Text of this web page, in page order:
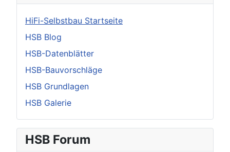
HiFi-Selbstbau Startseite
HSB Blog
HSB-Datenblätter
HSB-Bauvorschläge
HSB Grundlagen
HSB Galerie
HSB Forum